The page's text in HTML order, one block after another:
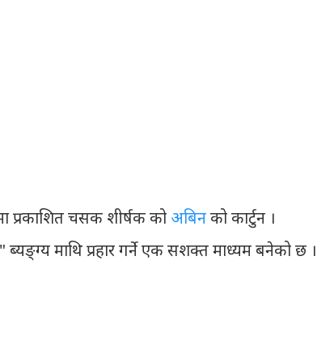
प्रकाशित चसक शीर्षक को अबिनको कार्टुन ।
माथि प्रहार गर्ने एक सशक्त माध्यम बनेको छ ।